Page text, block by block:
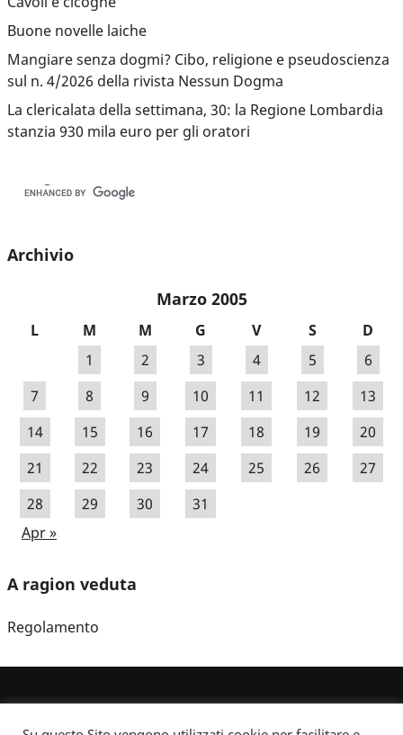
Buone novelle laiche
Mangiare senza dogmi? Cibo, religione e pseudoscienza
sul n. 4/2026 della rivista Nessun Dogma
La clericalata della settimana, 30: la Regione Lombardia
stanzia 930 mila euro per gli oratori
Archivio
Marzo 2005
L M M G V S
D
1
2 3 4 5
6
7
8 9 10 11 12
13
14
15 16 17 18 19
20
21
22 23 24 25 26
27
28
29 30
31
Apr »
A ragion veduta
Regolamento